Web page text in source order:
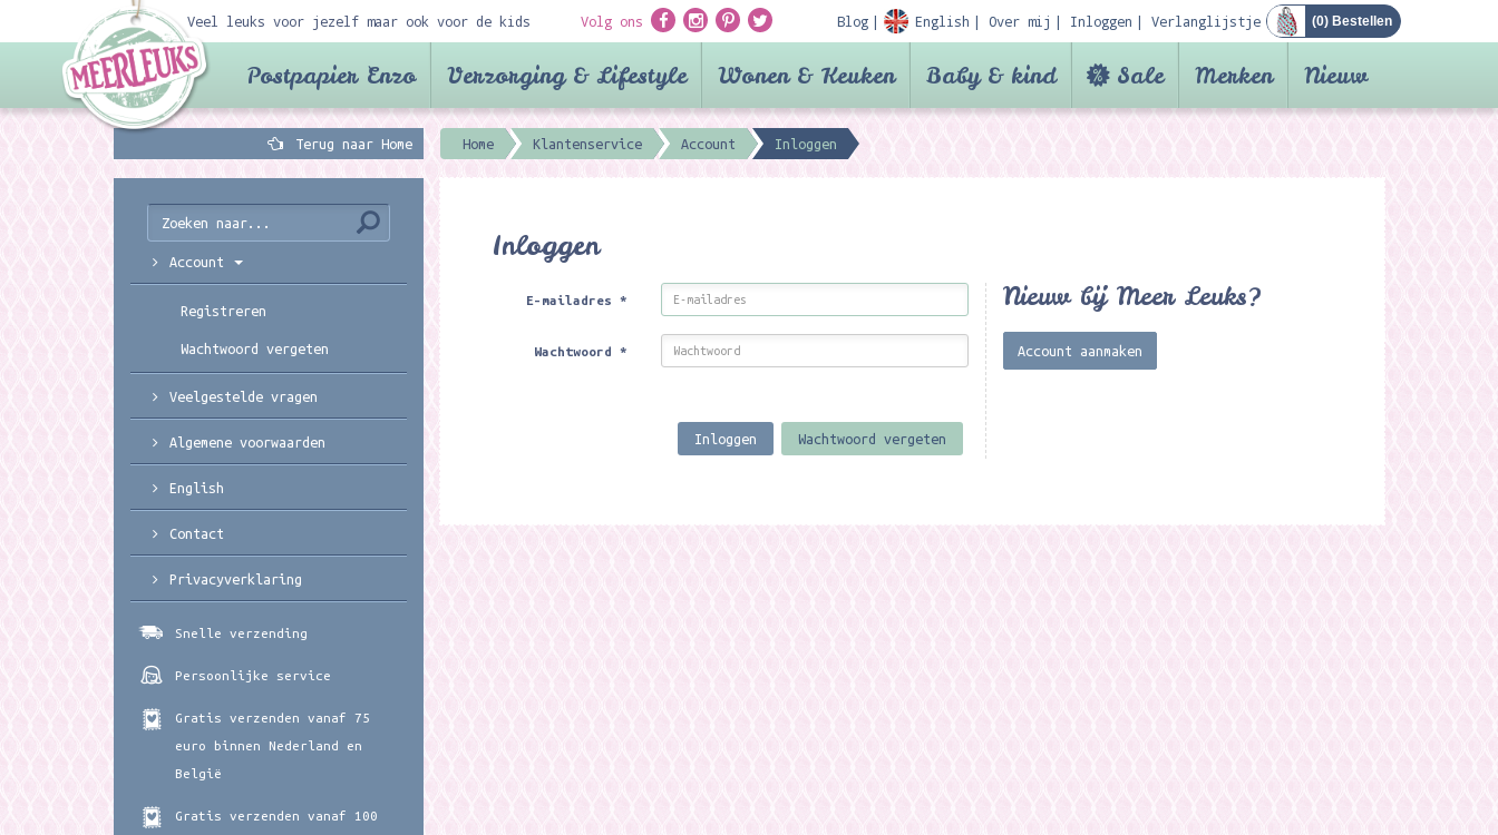
Veel leuks voor jezelf maar ook voor de kids Volg ons Blog English Over mij Inloggen Verlanglijstje (0) Bestellen
Postpapier Enzo Verzorging & Lifestyle Wonen & Keuken Baby & kind Sale Merken Nieuw
Terug naar Home Home Klantenservice Account Inloggen
Inloggen
E-mailadres*
Wachtwoord*
Inloggen Wachtwoord vergeten
Nieuw bij Meer Leuks?
Account aanmaken
Account
Registreren
Wachtwoord vergeten
Veelgestelde vragen
Algemene voorwaarden
English
Contact
Privacyverklaring
Snelle verzending
Persoonlijke service
Gratis verzenden vanaf 75
euro binnen Nederland en
België
Gratis verzenden vanaf 100